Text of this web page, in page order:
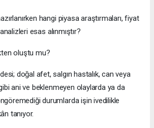
hangi piyasa araştırmaları, fiyat
esas alınmıştır?
oluştu mu?
doğal afet, salgın hastalık, can veya
ani ve beklenmeyen olaylarda ya da
durumlarda işin ivedilikle
tanıyor.